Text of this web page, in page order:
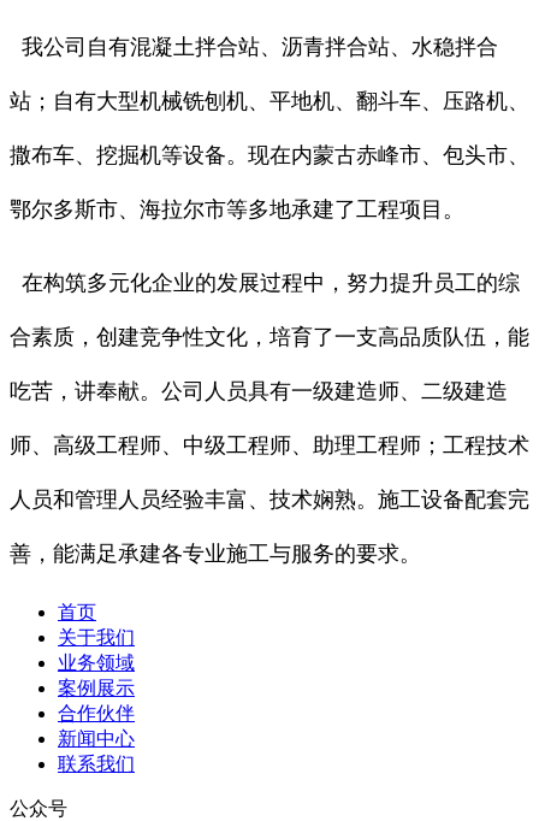
我公司自有混凝土拌合站、沥青拌合站、水稳拌合
站；自有大型机械铣刨机、平地机、翻斗车、压路机、
撒布车、挖掘机等设备。 现在内蒙古赤峰市、包头市、
鄂尔多斯市、海拉尔市等多地承建了工程项目。
在构筑多元化企业的发展过程中，努力提升员工的综
合素质，创建竞争性文化，培育了一支高品质队伍，能
吃苦，讲奉献。公司人员具有一级建造师、二级建造
师、高级工程师、中级工程师、助理工程师；工程技术
人员和管理人员经验丰富、技术娴熟。施工设备配套完
善，能满足承建各专业施工与服务的要求。
首页
关于我们
业务领域
案例展示
合作伙伴
新闻中心
联系我们
公众号